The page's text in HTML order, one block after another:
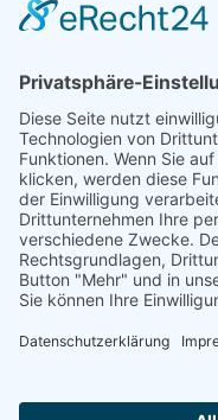
Hotline:
01773107195
E-Mail:
proschek@gmx.de
Location
Oberburg Giebichenstein
Seebener Straße 1
06114 Halle
Deutschland